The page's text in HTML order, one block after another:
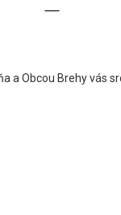
a Obcou Brehy vás